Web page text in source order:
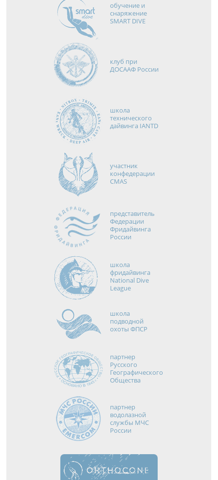
обучение и
снаряжение
SMART DIVE
клуб при
ДОСААФ России
школа
технического
дайвинга IANTD
участник
конфедерации
CMAS
представитель
Федерации
Фридайвинга
России
школа
фридайвинга
National Dive
League
школа
подводной
охоты ФПСР
партнер
Русского
Географического
Общества
партнер
водолазной
службы МЧС
России